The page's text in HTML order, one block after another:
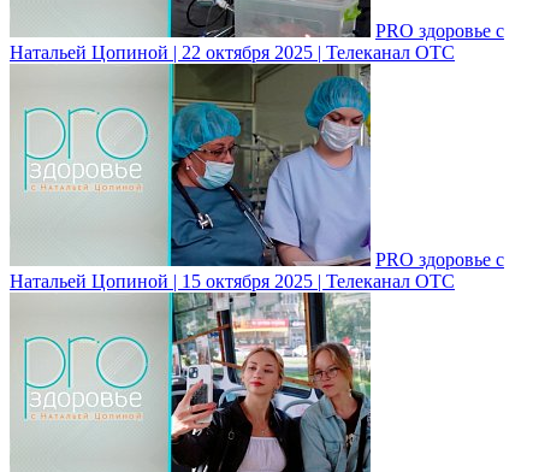
PRO здоровье с
Натальей Цопиной | 22 октября 2025 | Телеканал ОТС
PRO здоровье с
Натальей Цопиной | 15 октября 2025 | Телеканал ОТС